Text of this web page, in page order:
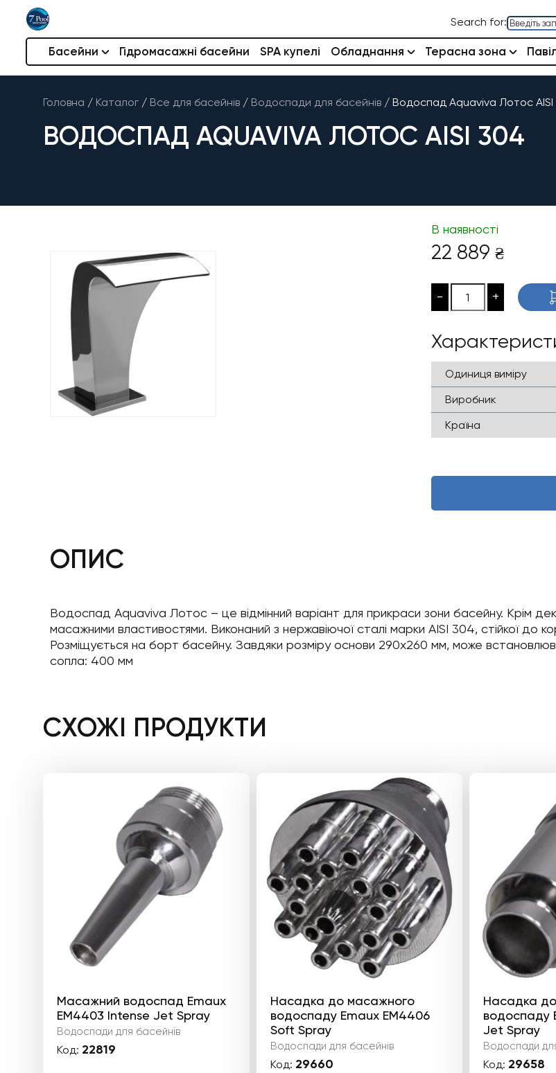
Search for:
Басейни Гідромасажні басейни SPA купелі Обладнання Терасна зона
Головна / Каталог / Все для басейнів / Водоспади для басейнів / Водоспад Aquaviva Лотос AISI
ВОДОСПАД AQUAVIVA ЛОТОС AISI 304
В наявності
22 889 ₴
- +
Одиниця виміру
Виробник
Країна
ОПИС
Водоспад Aquaviva Лотос – це відмінний варіант для прикраси зони басейну. Крім
масажними властивостями. Виконаний з нержавіючої сталі марки AISI 304, стійкої до
Розміщується на борт басейну. Завдяки розміру основи 290х260 мм, може
сопла: 400 мм
СХОЖІ ПРОДУКТИ
Масажний водоспад Emaux
EM4403 Intense Jet Spray
Водоспади для басейнів
Код: 22819
Насадка до масажного
водоспаду Emaux EM4406
Soft Spray
Водоспади для басейнів
Код: 29660
Насадка
водоспаду
Jet Spray
Водоспади
Код: 29658